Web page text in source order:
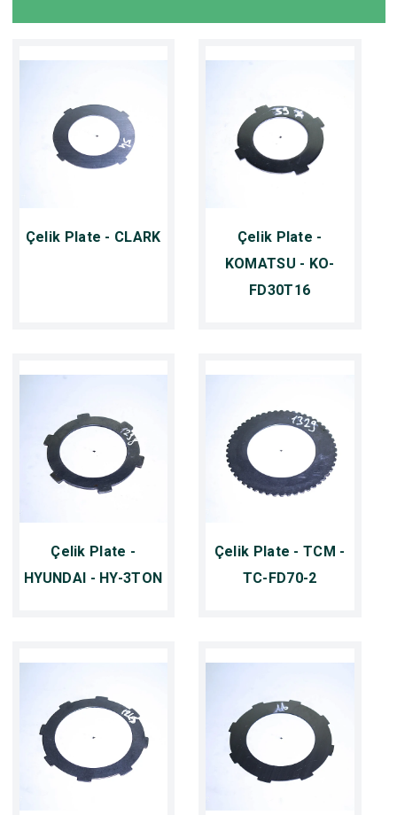
Çelik Plate - CLARK
Çelik Plate -
KOMATSU - KO-
FD30T16
Çelik Plate -
HYUNDAI - HY-3TON
Çelik Plate - TCM -
TC-FD70-2